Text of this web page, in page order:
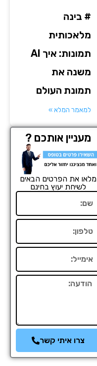
# בינה
מלאכותית
תמונות: איך AI
משנה את
תמונת העולם
למאמר המלא »
מעניין אותכם ?
מלאו את הפרטים הבאים
לשיחת יעוץ בחינם
הודעה
צרו איתי קשר